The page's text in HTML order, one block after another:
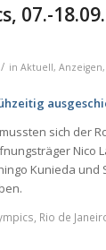
07.-
/ in Aktuell, Anzeigen
sich der
Nico
Kunieda und
Rio de